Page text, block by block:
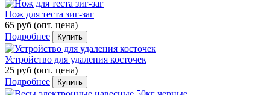
Нож для теста зиг-заг
65 руб (опт. цена)
Подробнее
Купить
Устройство для удаления косточек
25 руб (опт. цена)
Подробнее
Купить